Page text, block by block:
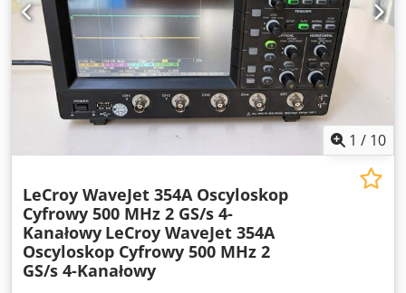
1 / 10
LeCroy WaveJet 354A Oscyloskop
Cyfrowy 500 MHz 2 GS/s 4-
Kanałowy LeCroy WaveJet 354A
Oscyloskop Cyfrowy 500 MHz 2
GS/s 4-Kanałowy